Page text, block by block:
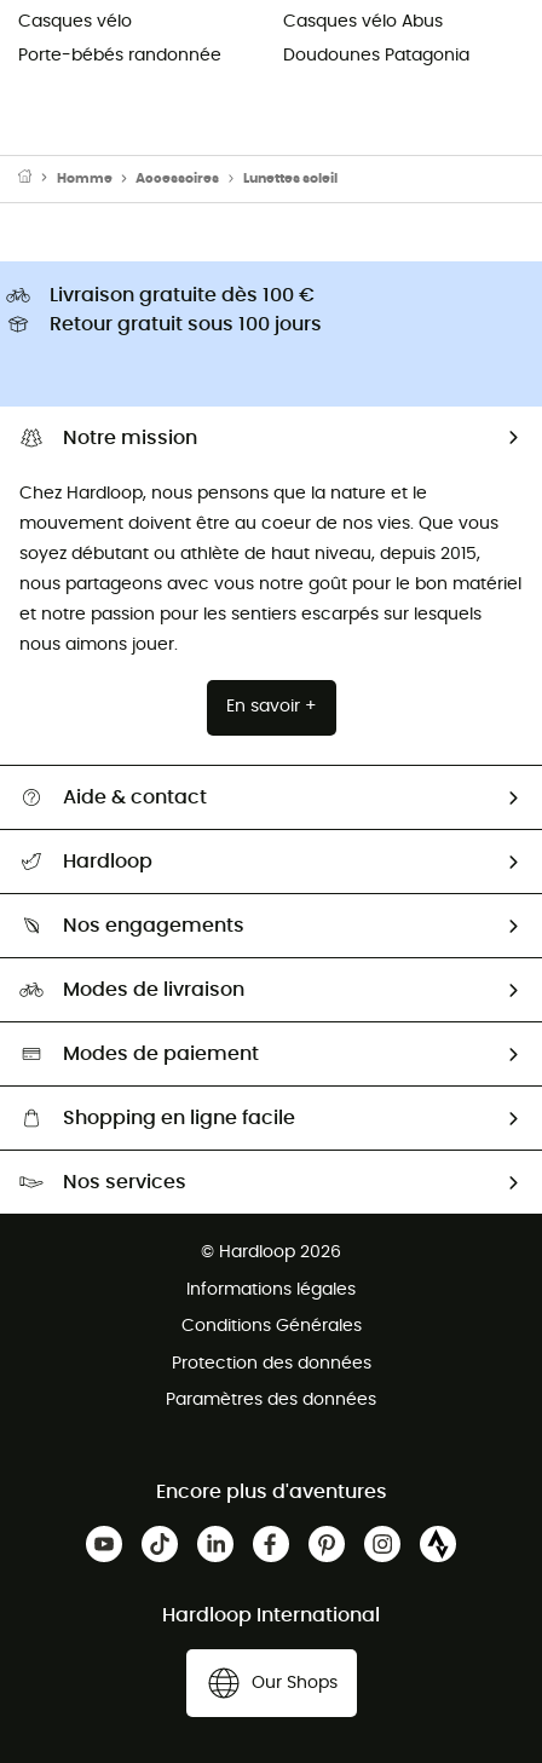
Casques vélo
Porte-bébés randonnée
Casques vélo Abus
Doudounes Patagonia
Homme Accessoires Lunettes soleil
Livraison gratuite dès 100 €
Retour gratuit sous 100 jours
Notre mission
Chez Hardloop, nous pensons que la nature et le
mouvement doivent être au coeur de nos vies. Que vous
soyez débutant ou athlète de haut niveau, depuis 2015,
nous partageons avec vous notre goût pour le bon matériel
et notre passion pour les sentiers escarpés sur lesquels
nous aimons jouer.
En savoir +
Aide & contact
Retour & remboursement
Guide des tailles
Seconde Main
Aide & Contact
Hardloop
HardGuides
Nos engagements
Sélection éco-responsable
Modes de livraison
Modes de paiement
Shopping en ligne facile
Nos services
© Hardloop 2026
Informations légales
Conditions Générales
Protection des données
Paramètres des données
Encore plus d'aventures
Hardloop International
Our Shops